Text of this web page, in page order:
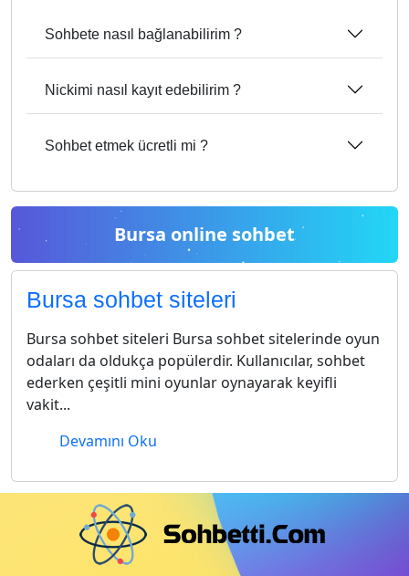
Sohbete nasıl bağlanabilirim ?
Nickimi nasıl kayıt edebilirim ?
Sohbet etmek ücretli mi ?
Bursa online sohbet
Bursa sohbet siteleri
Bursa sohbet siteleri Bursa sohbet sitelerinde oyun
odaları da oldukça popülerdir. Kullanıcılar, sohbet
ederken çeşitli mini oyunlar oynayarak keyifli
vakit...
Devamını Oku